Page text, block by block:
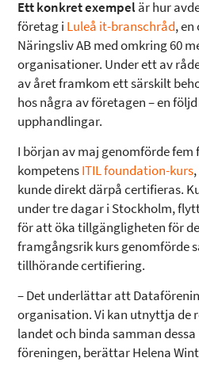
Ett konkret exempelär hur
företag i Luleå it-branschråd,
Näringsliv AB med omkring 60
organisationer. Under ett av
av året framkom ett särskilt
hos några av företagen – en
upphandlingar.
I början av maj genomförde fem
kompetensITIL foundation-kurs
kunde direkt därpå certifieras.
under tre dagar i Stockholm,
för att öka tillgängligheten för
framgångsrik kurs genomförde
tillhörande certifiering.
– Det underlättar att
organisation. Vi kan utnyttja de
landet och binda samman
föreningen, berättar Helena